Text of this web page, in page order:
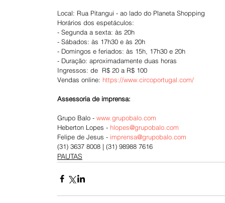
Local: Rua Pitangui - ao lado do Planeta Shopping
Horários dos espetáculos:
- Segunda a sexta: às 20h
- Sábados: às 17h30 e às 20h
- Domingos e feriados: às 15h, 17h30 e 20h
- Duração: aproximadamente duas horas
Ingressos: de  R$ 20 a R$ 100
Vendas online: https://www.circoportugal.com/
Assessoria de imprensa:
Grupo Balo - www.grupobalo.com
Heberton Lopes - hlopes@grupobalo.com
Felipe de Jesus - imprensa@grupobalo.com
(31) 3637 8008 | (31) 98988 7616
PAUTAS